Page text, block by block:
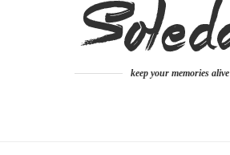
keep your memories alive